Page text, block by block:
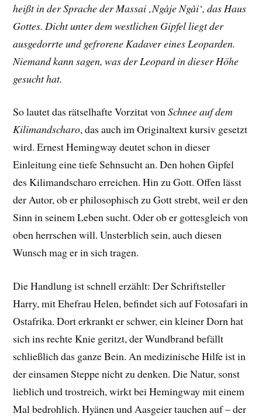
heißt in der Sprache der Massai ‚Ngàje Ngài‘, das Haus
Gottes. Dicht unter dem westlichen Gipfel liegt der
ausgedorrte und gefrorene Kadaver eines Leoparden.
Niemand kann sagen, was der Leopard in dieser Höhe
gesucht hat.
So lautet das rätselhafte Vorzitat vonSchnee auf dem
Kilimandscharo, das auch im Originaltext kursiv gesetzt
wird. Ernest Hemingway deutet schon in dieser
Einleitung eine tiefe Sehnsucht an. Den hohen Gipfel
des Kilimandscharo erreichen. Hin zu Gott. Offen lässt
der Autor, ob er philosophisch zu Gott strebt, weil er den
Sinn in seinem Leben sucht. Oder ob er gottesgleich von
oben herrschen will. Unsterblich sein, auch diesen
Wunsch mag er in sich tragen.
Die Handlung ist schnell erzählt: Der Schriftsteller
Harry, mit Ehefrau Helen, befindet sich auf Fotosafari in
Ostafrika. Dort erkrankt er schwer, ein kleiner Dorn hat
sich ins rechte Knie geritzt, der Wundbrand befällt
schließlich das ganze Bein. An medizinische Hilfe ist in
der einsamen Steppe nicht zu denken. Die Natur, sonst
lieblich und trostreich, wirkt bei Hemingway mit einem
Mal bedrohlich. Hyänen und Aasgeier tauchen auf – der